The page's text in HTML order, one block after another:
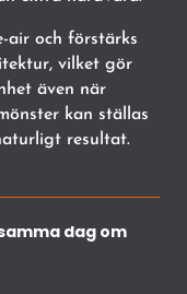
air och förstärks
vilket gör
även när
kan ställas
resultat.
dag om